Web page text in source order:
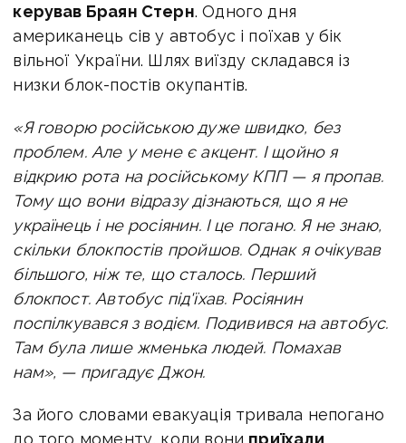
керував Браян Стерн. Одного дня
американець сів у автобус і поїхав у бік
вільної України. Шлях виїзду складався із
низки блок-постів окупантів.
«Я говорю російською дуже швидко, без
проблем. Але у мене є акцент. І щойно я
відкрию рота на російському КПП — я пропав.
Тому що вони відразу дізнаються, що я не
українець і не росіянин. І це погано. Я не знаю,
скільки блокпостів пройшов. Однак я очікував
більшого, ніж те, що сталось. Перший
блокпост. Автобус під'їхав. Росіянин
поспілкувався з водієм. Подивився на автобус.
Там була лише жменька людей. Помахав
нам», — пригадує Джон.
За його словами евакуація тривала непогано
до того моменту, коли вони приїхали